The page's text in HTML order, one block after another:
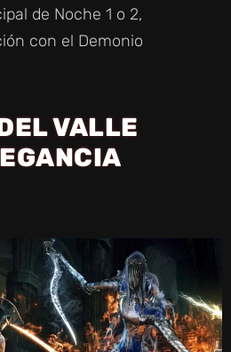
de Noche 1 o 2,
con el Demonio
VALLE